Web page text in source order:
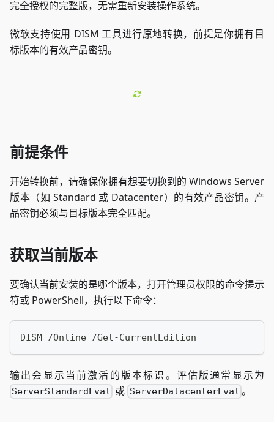
完全授权的完整版，无需重新安装操作系统。
微软支持使用 DISM 工具进行原地转换，前提是你拥有目
标版本的有效产品密钥。
前提条件
开始转换前，请确保你拥有想要切换到的 Windows Server
版本（如 Standard 或 Datacenter）的有效产品密钥。产
品密钥必须与目标版本完全匹配。
获取当前版本
要确认当前安装的是哪个版本，打开管理员权限的命令提示
符或 PowerShell，执行以下命令：
DISM /Online /Get-CurrentEdition
输出会显示当前激活的版本标识。评估版通常显示为
ServerStandardEval 或 ServerDatacenterEval 。